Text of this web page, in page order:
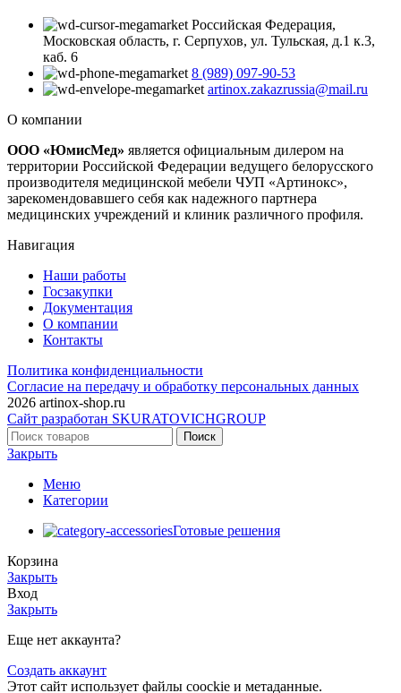
Российская Федерация,
Московская область, г. Серпухов, ул. Тульская, д.1 к.3,
каб. 6
8 (989) 097-90-53
artinox.zakazrussia@mail.ru
О компании
ООО «ЮмисМед» является официальным дилером на
территории Российской Федерации ведущего белорусского
производителя медицинской мебели ЧУП «Артинокс»,
зарекомендовавшего себя как надежного партнера
медицинских учреждений и клиник различного профиля.
Навигация
Наши работы
Госзакупки
Документация
О компании
Контакты
Политика конфиденциальности
Согласие на передачу и обработку персональных данных
2026 artinox-shop.ru
Сайт разработан SKURATOVICHGROUP
Поиск
Закрыть
Меню
Категории
Готовые решения
Корзина
Закрыть
Вход
Закрыть
Еще нет аккаунта?
Создать аккаунт
Этот сайт использует файлы coockie и метаданные.